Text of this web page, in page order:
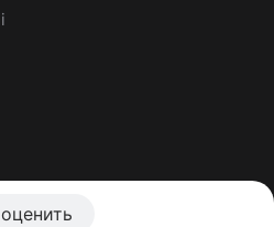
оценить